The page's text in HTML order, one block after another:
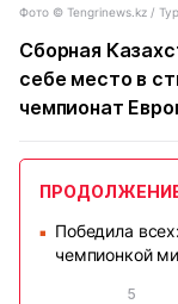
Фото ©️ Tengrinews.kz /
Сборная
себе место в
чемпионат
■
Победила
чемпионкой
5